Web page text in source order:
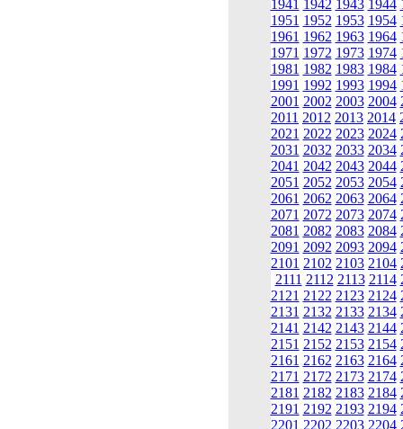
1941 1942 1943 1944
1951 1952 1953 1954
1961 1962 1963 1964
1971 1972 1973 1974
1981 1982 1983 1984
1991 1992 1993 1994
2001 2002 2003 2004
2011 2012 2013 2014
2021 2022 2023 2024
2031 2032 2033 2034
2041 2042 2043 2044
2051 2052 2053 2054
2061 2062 2063 2064
2071 2072 2073 2074
2081 2082 2083 2084
2091 2092 2093 2094
2101 2102 2103 2104
2111 2112 2113 2114
2121 2122 2123 2124
2131 2132 2133 2134
2141 2142 2143 2144
2151 2152 2153 2154
2161 2162 2163 2164
2171 2172 2173 2174
2181 2182 2183 2184
2191 2192 2193 2194
2201 2202 2203 2204